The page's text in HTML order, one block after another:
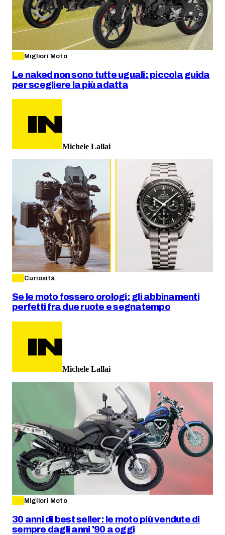
Migliori Moto
Le naked non sono tutte uguali: piccola guida
per scegliere la più adatta
Michele Lallai
Curiosità
Se le moto fossero orologi: gli abbinamenti
perfetti fra due ruote e segnatempo
Michele Lallai
Migliori Moto
30 anni di best seller: le moto più vendute di
sempre dagli anni '90 a oggi